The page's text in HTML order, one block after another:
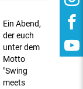
Ein Abend,
der euch
unter dem
Motto
"Swing
meets